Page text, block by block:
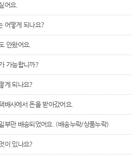
어요.
어떻게 되나요?
안왔어요.
가능합니까?
게 되나요?
배사에서 돈을 받아갔어요.
부만 배송되었어요. (배송누락/상품누락)
이 있나요?